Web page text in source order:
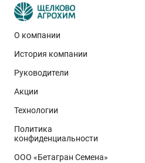
О компании
История компании
Руководители
Акции
Технологии
Политика
конфиденциальности
ООО «Бетагран Семена»